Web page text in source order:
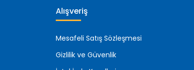
Alışveriş
Mesafeli Satış Sözleşmesi
Gizlilik ve Güvenlik